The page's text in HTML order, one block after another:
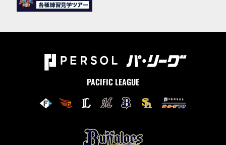
PACIFIC LEAGUE